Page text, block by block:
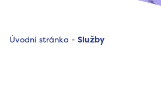
Úvodní stránka - Služby